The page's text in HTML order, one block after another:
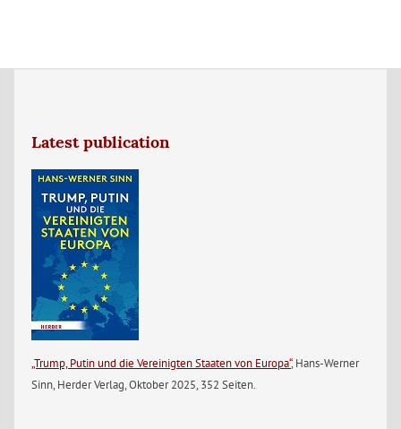
Latest publication
„Trump, Putin und die Vereinigten Staaten von Europa“, Hans-Werner
Sinn, Herder Verlag, Oktober 2025, 352 Seiten.